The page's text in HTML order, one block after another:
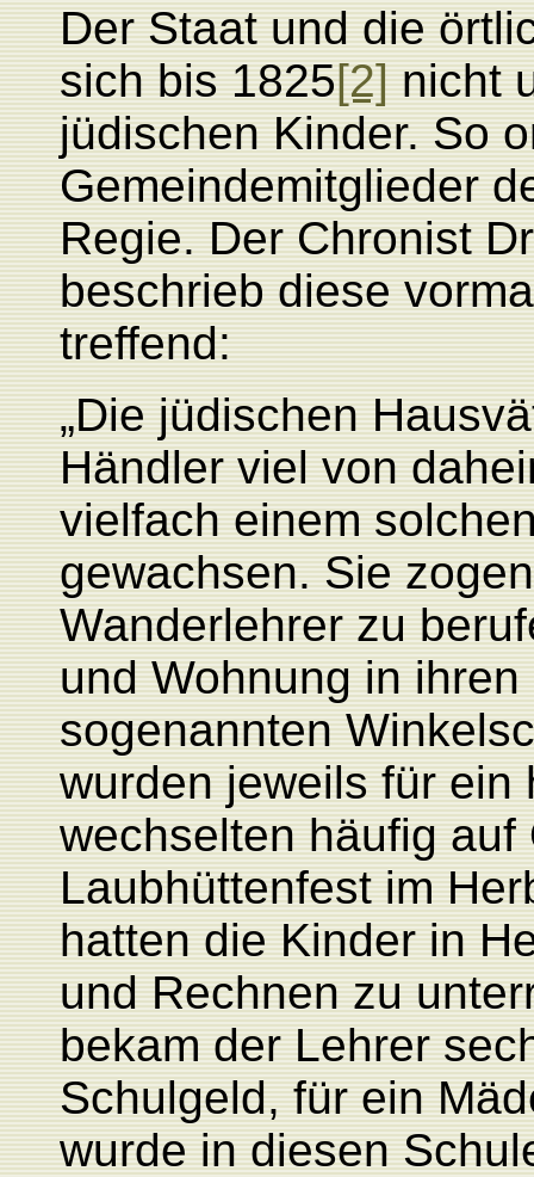
Der Staat und die
sich bis 1825[2]nicht
jüdischen Kinder. So
Gemeindemitglieder
Regie. Der Chronist
beschrieb diese
treffend:
„Die jüdischen
Händler viel von
vielfach einem
gewachsen. Sie
Wanderlehrer zu
und Wohnung in
sogenannten
wurden jeweils für ein
wechselten häufig auf
Laubhüttenfest im
hatten die Kinder in
und Rechnen zu
bekam der Lehrer
Schulgeld, für ein
wurde in diesen